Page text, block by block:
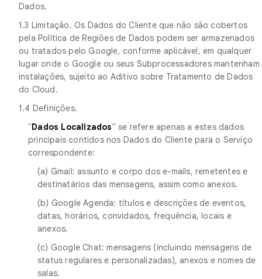
Dados.
1.3 Limitação. Os Dados do Cliente que não são cobertos
pela Política de Regiões de Dados podem ser armazenados
ou tratados pelo Google, conforme aplicável, em qualquer
lugar onde o Google ou seus Subprocessadores mantenham
instalações, sujeito ao Aditivo sobre Tratamento de Dados
do Cloud.
1.4 Definições.
"Dados Localizados" se refere apenas a estes dados
principais contidos nos Dados do Cliente para o Serviço
correspondente:
(a) Gmail: assunto e corpo dos e-mails, remetentes e
destinatários das mensagens, assim como anexos.
(b) Google Agenda: títulos e descrições de eventos,
datas, horários, convidados, frequência, locais e
anexos.
(c) Google Chat: mensagens (incluindo mensagens de
status regulares e personalizadas), anexos e nomes de
salas.